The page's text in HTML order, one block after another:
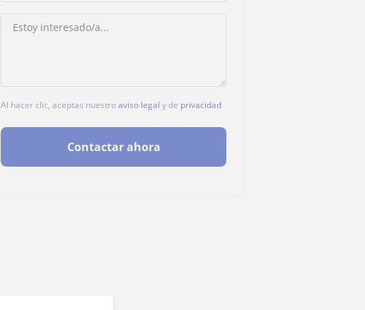
Al hacer clic, aceptas nuestroaviso legal y de privacidad
Contactar ahora